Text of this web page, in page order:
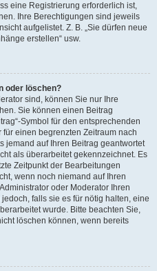
eine Registrierung erforderlich ist,
Ihre Berechtigungen sind jeweils
aufgelistet. Z. B. „Sie dürfen neue
erstellen“ usw.
oder löschen?
sind, können Sie nur Ihre
Sie können einen Beitrag
Symbol für den entsprechenden
einen begrenzten Zeitraum nach
jemand auf Ihren Beitrag geantwortet
als überarbeitet gekennzeichnet. Es
Zeitpunkt der Bearbeitungen
wenn noch niemand auf Ihren
oder Moderator Ihren
falls sie es für nötig halten, eine
wurde. Bitte beachten Sie,
löschen können, wenn bereits